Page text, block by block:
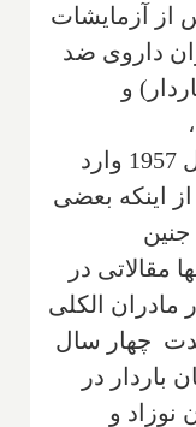
از آزمایشات
داروی ضد
و
سرماخوردگی و سردرد در سال 1957 وارد
اینکه بعضی
مقالاتی در
مادران الکلی
چهار سال
باردار در
نوزاد و